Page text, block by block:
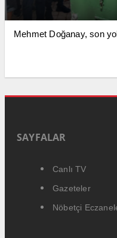
Mehmet Doğanay, son
SAYFALAR
Canlı TV
Gazeteler
Nöbetçi